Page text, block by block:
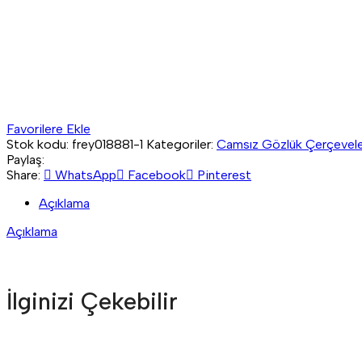
Favorilere Ekle
Stok kodu: frey018881-1 Kategoriler: Camsız Gözlük
Paylaş:
Share:
WhatsApp Facebook
Pinterest
Açıklama
Açıklama
İlginizi Çekebilir